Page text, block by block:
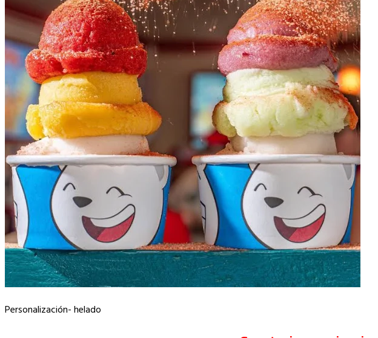
Personalización- helado